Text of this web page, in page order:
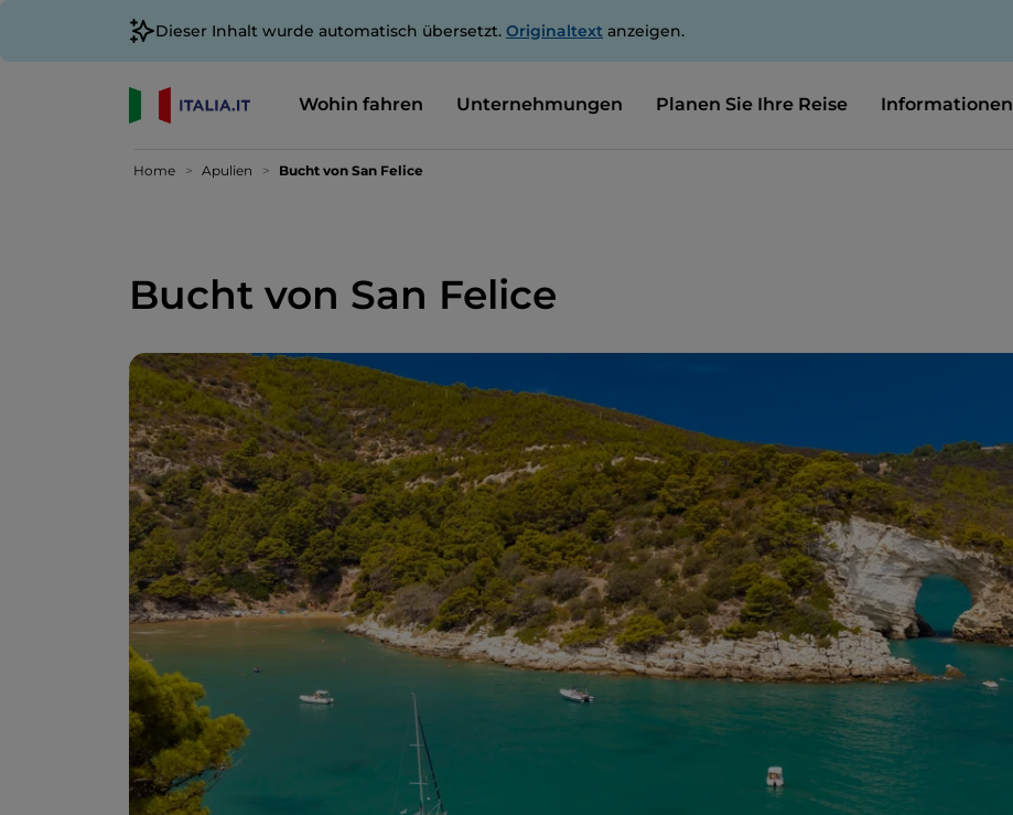
Dieser Inhalt wurde automatisch übersetzt. Originaltext anzeigen.
Wohin fahren Unternehmungen Planen Sie Ihre Reise Informationen
Home Apulien Bucht von San Felice
Bucht von San Felice